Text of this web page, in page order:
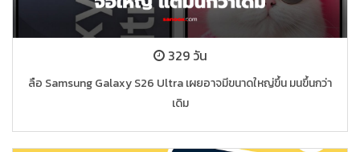
329 วัน
ลือ Samsung Galaxy S26 Ultra เผยอาจมีขนาดใหญ่ขึ้น มนขึ้นกว่า
เดิม